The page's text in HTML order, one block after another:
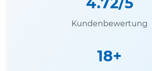
Kundenbewertung
18+